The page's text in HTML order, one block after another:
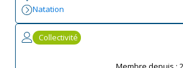
Natation
Collectivité